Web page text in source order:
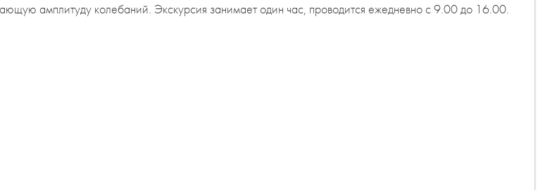
амплитуду колебаний. Экскурсия занимает один час, проводится ежедневно с 9.00 до 16.00.